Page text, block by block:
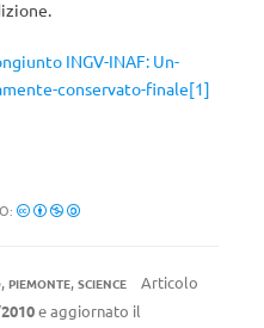
INGV-INAF: Un-
conservato-finale[1]
, PIEMONTE, SCIENCE
Articolo
e aggiornato il